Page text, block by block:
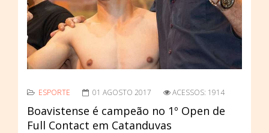
ESPORTE 01 AGOSTO 2017 ACESSOS: 1914
Boavistense é campeão no 1º Open de
Full Contact em Catanduvas